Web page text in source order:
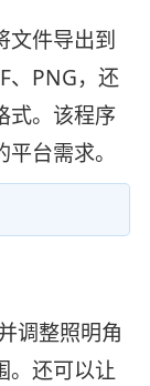
文件导出到
、PNG，还
式。该程序
台需求。
调整照明角
。还可以让